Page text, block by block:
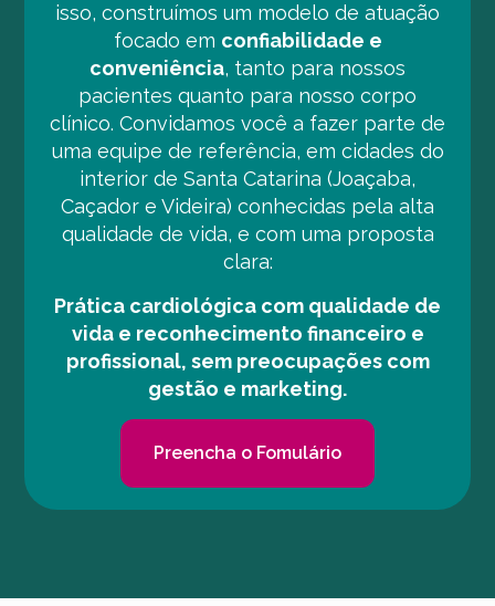
isso, construímos um modelo de atuação
focado em confiabilidade e
conveniência, tanto para nossos
pacientes quanto para nosso corpo
clínico. Convidamos você a fazer parte de
uma equipe de referência, em cidades do
interior de Santa Catarina (Joaçaba,
Caçador e Videira) conhecidas pela alta
qualidade de vida, e com uma proposta
clara:
Prática cardiológica com qualidade de
vida e reconhecimento financeiro e
profissional, sem preocupações com
gestão e marketing.
Preencha o Fomulário